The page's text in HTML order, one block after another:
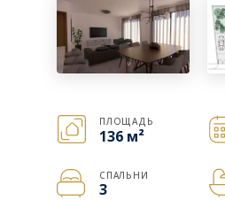
136 м²
3
ПЛОЩАДЬ
СПАЛЬНИ